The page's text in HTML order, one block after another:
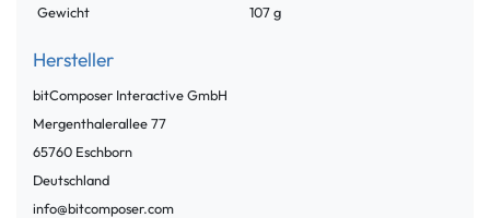
Gewicht
107 g
Hersteller
bitComposer Interactive GmbH
Mergenthalerallee77
65760 Eschborn
Deutschland
info@bitcomposer.com